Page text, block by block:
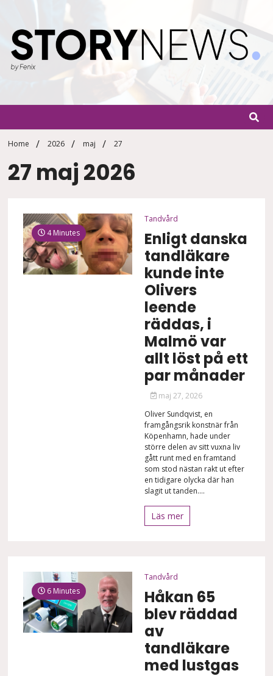
Home 2026 maj 27
27 maj 2026
4 Minutes
Tandvård
Enligt danska
tandläkare
kunde inte
Olivers
leende
räddas, i
Malmö var
allt löst på ett
par månader
maj 27, 2026
Oliver Sundqvist, en
framgångsrik konstnär från
Köpenhamn, hade under
större delen av sitt vuxna liv
gått runt med en framtand
som stod nästan rakt ut efter
en tidigare olycka där han
slagit ut tanden....
Läs mer
6 Minutes
Tandvård
Håkan 65
blev räddad
av
tandläkare
med lustgas